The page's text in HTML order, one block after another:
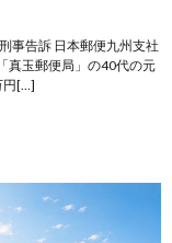
事告訴 日本郵便九州支社
真玉郵便局」の40代の元
円[…]